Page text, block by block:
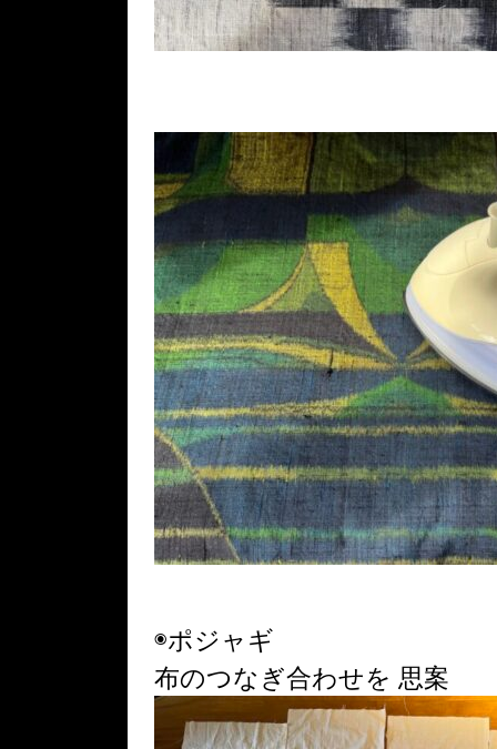
◉ポジャギ
布のつなぎ合わせを 思案